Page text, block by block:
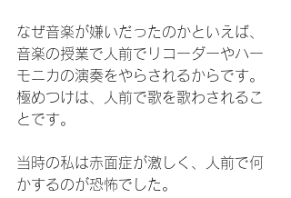
なぜ音楽が嫌いだったのかといえば、
音楽の授業で人前でリコーダーやハー
モニカの演奏をやらされるからです。
極めつけは、人前で歌を歌わされるこ
とです。
当時の私は赤面症が激しく、人前で何
かするのが恐怖でした。